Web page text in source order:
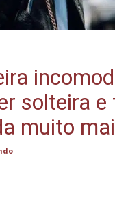
solteira e
muito
-